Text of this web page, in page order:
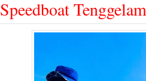
Tenggelam